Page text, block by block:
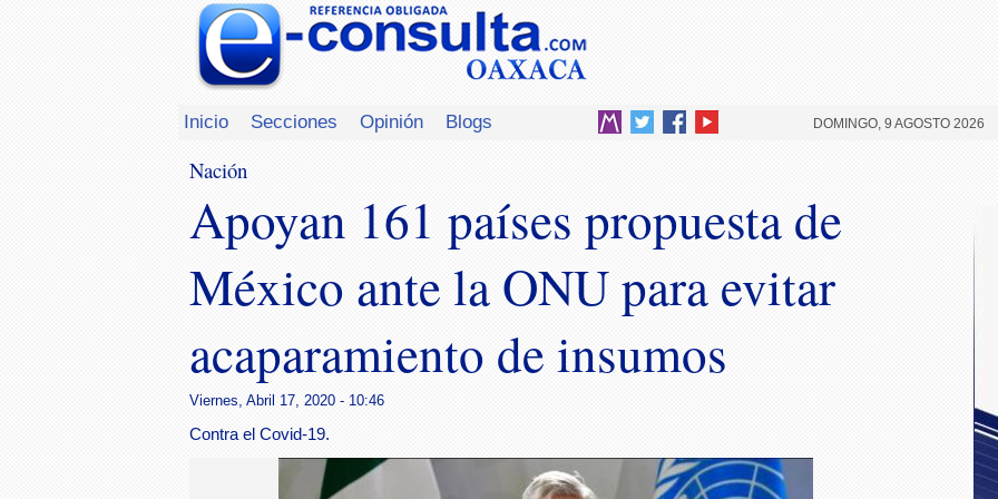
Inicio Secciones Opinión Blogs DOMINGO, 9 AGOSTO 2026
Nación
Apoyan 161 países propuesta de
México ante la ONU para evitar
acaparamiento de insumos
Viernes, Abril 17, 2020 - 10:46
Contra el Covid-19.